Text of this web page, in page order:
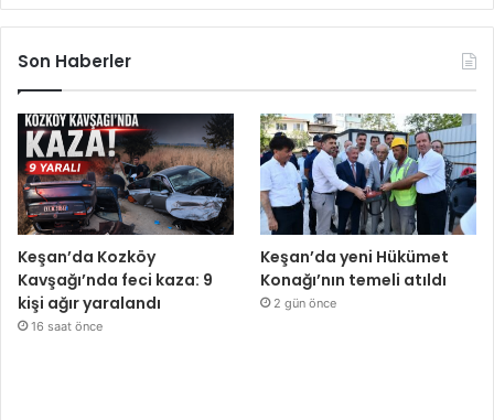
Son Haberler
Keşan’da Kozköy
Kavşağı’nda feci kaza: 9
kişi ağır yaralandı
16 saat önce
Keşan’da yeni Hükümet
Konağı’nın temeli atıldı
2 gün önce